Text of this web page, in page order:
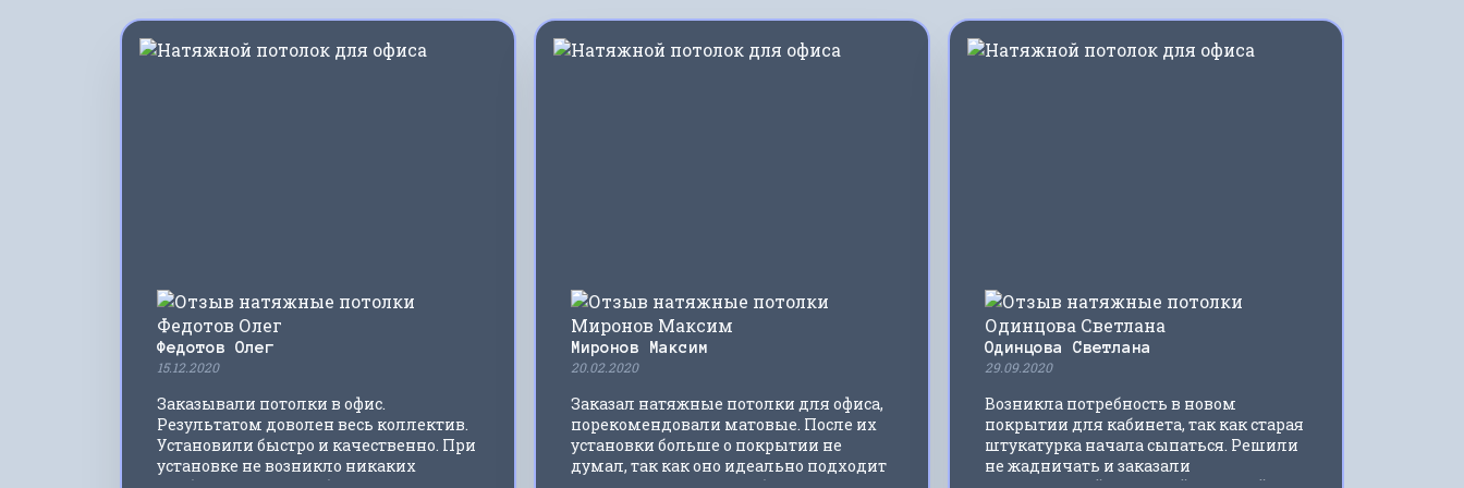
Федотов Олег
15.12.2020
Заказывали потолки в офис.
Результатом доволен весь коллектив.
Установили быстро и качественно. При
установке не возникло никаких
Миронов Максим
20.02.2020
Заказал натяжные потолки для офиса,
порекомендовали матовые. После их
установки больше о покрытии не
думал, так как оно идеально подходит
Одинцова Светлана
29.09.2020
Возникла потребность в новом
покрытии для кабинета, так как старая
штукатурка начала сыпаться. Решили
не жадничать и заказали